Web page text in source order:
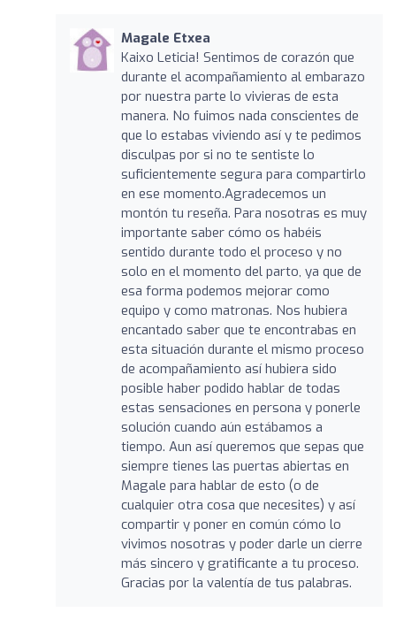
Magale Etxea
Kaixo Leticia! Sentimos de corazón que
durante el acompañamiento al embarazo
por nuestra parte lo vivieras de esta
manera. No fuimos nada conscientes de
que lo estabas viviendo así y te pedimos
disculpas por si no te sentiste lo
suficientemente segura para compartirlo
en ese momento.Agradecemos un
montón tu reseña. Para nosotras es muy
importante saber cómo os habéis
sentido durante todo el proceso y no
solo en el momento del parto, ya que de
esa forma podemos mejorar como
equipo y como matronas. Nos hubiera
encantado saber que te encontrabas en
esta situación durante el mismo proceso
de acompañamiento así hubiera sido
posible haber podido hablar de todas
estas sensaciones en persona y ponerle
solución cuando aún estábamos a
tiempo. Aun así queremos que sepas que
siempre tienes las puertas abiertas en
Magale para hablar de esto (o de
cualquier otra cosa que necesites) y así
compartir y poner en común cómo lo
vivimos nosotras y poder darle un cierre
más sincero y gratificante a tu proceso.
Gracias por la valentía de tus palabras.